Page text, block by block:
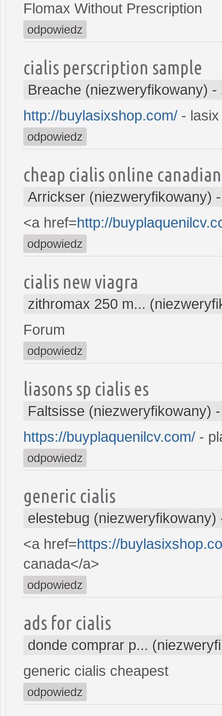
Flomax Without Prescription
odpowiedz
cialis perscription sample
Breache (niezweryfikowany) -
http://buylasixshop.com/ -
odpowiedz
cheap cialis online
Arrickser (niezweryfikowany)
<a href=http://
odpowiedz
cialis new viagra
zithromax 250 m...
Forum
odpowiedz
liasons sp cialis es
Faltsisse (niezweryfikowany)
https://buyplaquenilcv.com/ -
odpowiedz
generic cialis
elestebug (niezweryfikowany)
<a href=https://
canada</a>
odpowiedz
ads for cialis
donde comprar p...
generic cialis cheapest
odpowiedz